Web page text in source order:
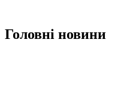
Головні новини